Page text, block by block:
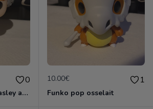
0
Funko pop Ron weasley avec mandragore
10.00€ 1
Funko pop osselait